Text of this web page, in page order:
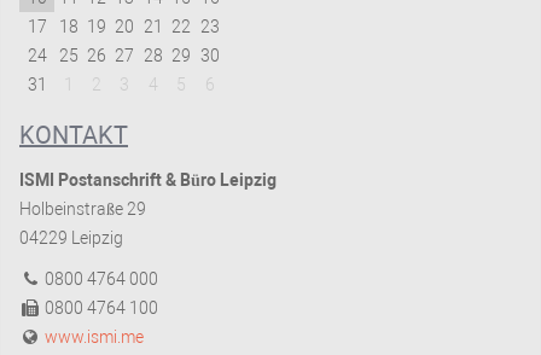
17
18 19 20 21 22
23
24
25 26 27 28 29 30
31
2 3 4 5 6
KONTAKT
ISMI Postanschrift & Büro Leipzig
Holbeinstraße 29
04229 Leipzig
0800 4764 000
0800 4764 100
www.ismi.me